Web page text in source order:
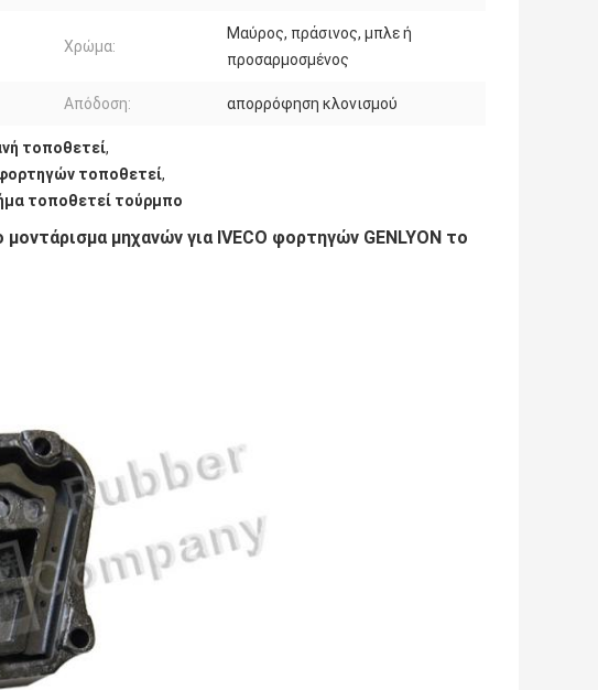
Χρώμα:
Μαύρος, πράσινος, μπλε ή
προσαρμοσμένος
Απόδοση: απορρόφηση κλονισμού
τοποθετεί,
φορτηγών τοποθετεί,
τοποθετεί τούρμπο
μηχανών για IVECO φορτηγών GENLYON το